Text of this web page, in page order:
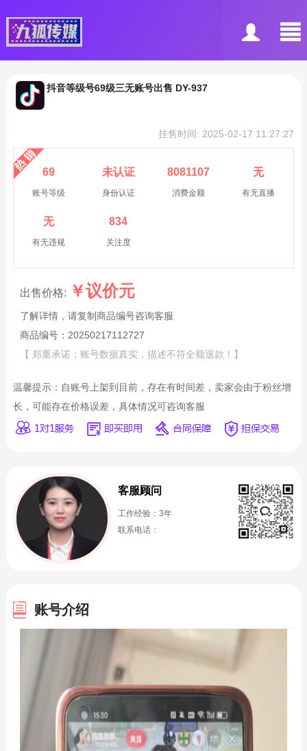
抖音等级号69级三无账号出售 DY-937
挂售时间: 2025-02-17 11:27:27
69
账号等级
未认证
身份认证
8081107
消费金额
无
有无直播
无
有无违规
834
关注度
出售价格: ￥议价元
了解详情，请复制商品编号咨询客服
商品编号：20250217112727
【 郑重承诺：账号数据真实，描述不符全额退款！】
温馨提示：自账号上架到目前，存在有时间差，卖家会由于粉丝增
长，可能存在价格误差，具体情况可咨询客服
客服顾问
工作经验：3年
联系电话：
账号介绍